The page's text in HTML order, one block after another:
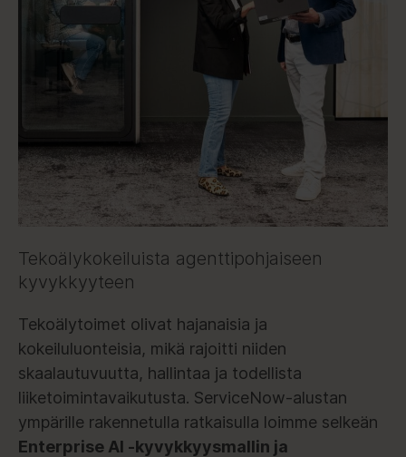
Tekoälykokeiluista agenttipohjaiseen
kyvykkyyteen
Tekoälytoimet olivat hajanaisia ja
kokeiluluonteisia, mikä rajoitti niiden
skaalautuvuutta, hallintaa ja todellista
liiketoimintavaikutusta. ServiceNow-alustan
ympärille rakennetulla ratkaisulla loimme selkeän
Enterprise AI -kyvykkyysmallin ja